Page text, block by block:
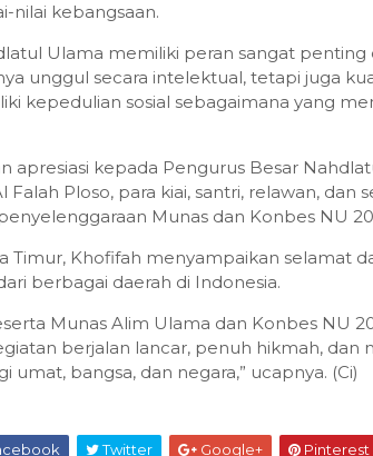
nilai kebangsaan.
Ulama memiliki peran sangat penting
unggul secara intelektual, tetapi juga
kepedulian sosial sebagaimana yang
apresiasi kepada Pengurus Besar
Ploso, para kiai, santri, relawan, dan
Munas dan Konbes NU
Timur, Khofifah menyampaikan selamat
berbagai daerah di Indonesia.
Munas Alim Ulama dan Konbes NU
berjalan lancar, penuh hikmah, dan
bangsa, dan negara,” ucapnya. (Ci)
Twitter Google+ Pinterest